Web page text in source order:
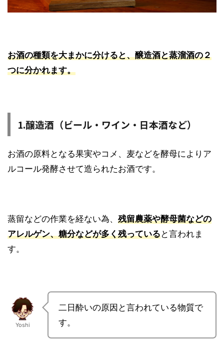
お酒の種類を大まかに分けると、醸造酒と蒸溜酒の２
つに分かれます。
1.醸造酒（ビール・ワイン・日本酒など）
お酒の原料となる果実やコメ、麦などを酵母によりア
ルコール発酵させて造られたお酒です。
蒸留などの作業を経ない為、 残留農薬や酵母菌などの
アレルゲン、糖分などが多く残っていると言われま
す。
Yoshi
二日酔いの原因と言われている物質で
す。